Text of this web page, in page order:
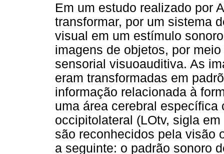
Em um estudo realizado por
transformar, por um sistema
visual em um estímulo
imagens de objetos, por
sensorial visuoauditiva. As
eram transformadas em
informação relacionada à
uma área cerebral
occipitolateral (LOtv, sigla
são reconhecidos pela visão
a seguinte: o padrão sonoro